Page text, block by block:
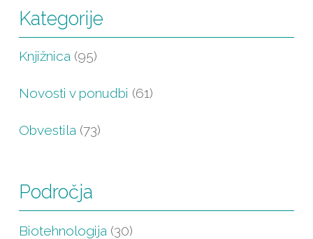
Kategorije
Knjižnica (95)
Novosti v ponudbi (61)
Obvestila (73)
Področja
Biotehnologija (30)